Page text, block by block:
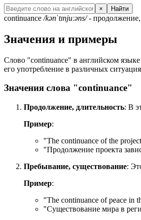
× Найти
continuance /kənˈtɪnjuːəns/- продолжение,
Значения и примеры
Слово "continuance" в английском
его употребление в различных
Значения слова "continuance"
Продолжение, длительность: В
Пример:
"The continuance of the
"Продолжение проекта
Пребывание, существование:
Пример:
"The continuance of peace in
"Существование мира в